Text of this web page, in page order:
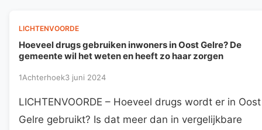
LICHTENVOORDE
Hoeveel drugs gebruiken inwoners in Oost Gelre? De
gemeente wil het weten en heeft zo haar zorgen
1Achterhoek3 juni 2024
LICHTENVOORDE – Hoeveel drugs wordt er in Oost
Gelre gebruikt? Is dat meer dan in vergelijkbare